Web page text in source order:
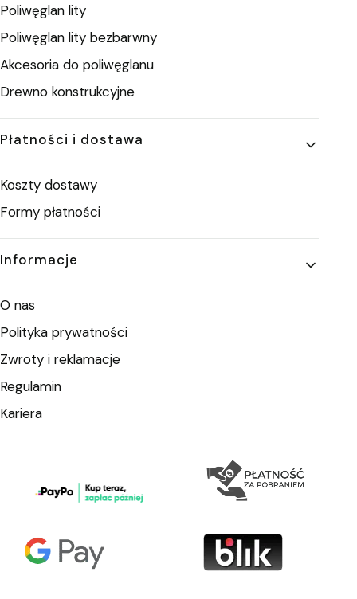
Poliwęglan lity
Poliwęglan lity bezbarwny
Akcesoria do poliwęglanu
Drewno konstrukcyjne
Płatności i dostawa
Koszty dostawy
Formy płatności
Informacje
O nas
Polityka prywatności
Zwroty i reklamacje
Regulamin
Kariera